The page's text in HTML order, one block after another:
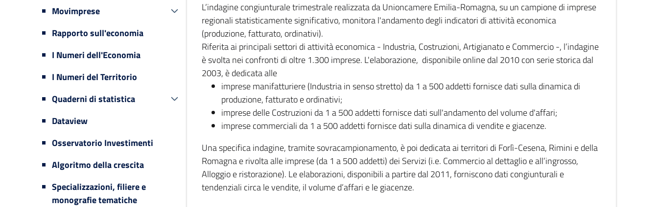
Movimprese
Rapporto sull'economia
I Numeri dell'Economia
I Numeri del Territorio
Quaderni di statistica
Dataview
Osservatorio Investimenti
Algoritmo della crescita
Specializzazioni, filiere e
monografie tematiche
L’indagine congiunturale trimestrale realizzata da Unioncamere Emilia-Romagna, su un campione di imprese
regionali statisticamente significativo, monitora l'andamento degli indicatori di attività economica
(produzione, fatturato, ordinativi).
Riferita ai principali settori di attività economica - Industria, Costruzioni, Artigianato e Commercio -, l’indagine
è svolta nei confronti di oltre 1.300 imprese. L'elaborazione, disponibile online dal 2010 con serie storica dal
2003, è dedicata alle
imprese manifatturiere (Industria in senso stretto) da 1 a 500 addetti fornisce dati sulla dinamica di
produzione, fatturato e ordinativi;
imprese delle Costruzioni da 1 a 500 addetti fornisce dati sull'andamento del volume d'affari;
imprese commerciali da 1 a 500 addetti fornisce dati sulla dinamica di vendite e giacenze.
Una specifica indagine, tramite sovracampionamento, è poi dedicata ai territori di Forlì-Cesena, Rimini e della
Romagna e rivolta alle imprese (da 1 a 500 addetti) dei Servizi (i.e. Commercio al dettaglio e all’ingrosso,
Alloggio e ristorazione). Le elaborazioni, disponibili a partire dal 2011, forniscono dati congiunturali e
tendenziali circa le vendite, il volume d’affari e le giacenze.